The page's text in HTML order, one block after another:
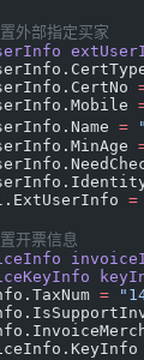
部指定买家
=
=
开票信息
=